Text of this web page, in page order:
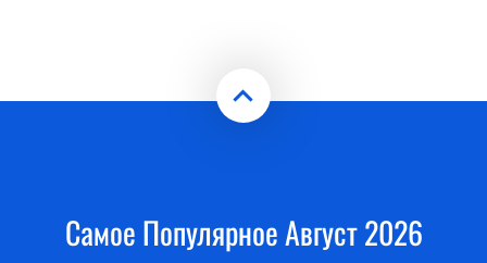
Самое Популярное Август 2026